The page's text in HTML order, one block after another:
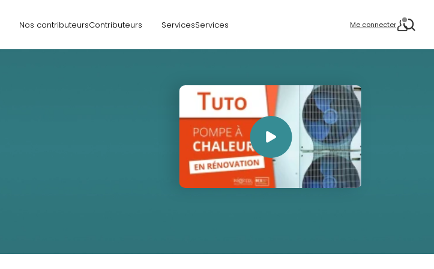
Nos contributeursContributeurs ServicesServices Me connecter